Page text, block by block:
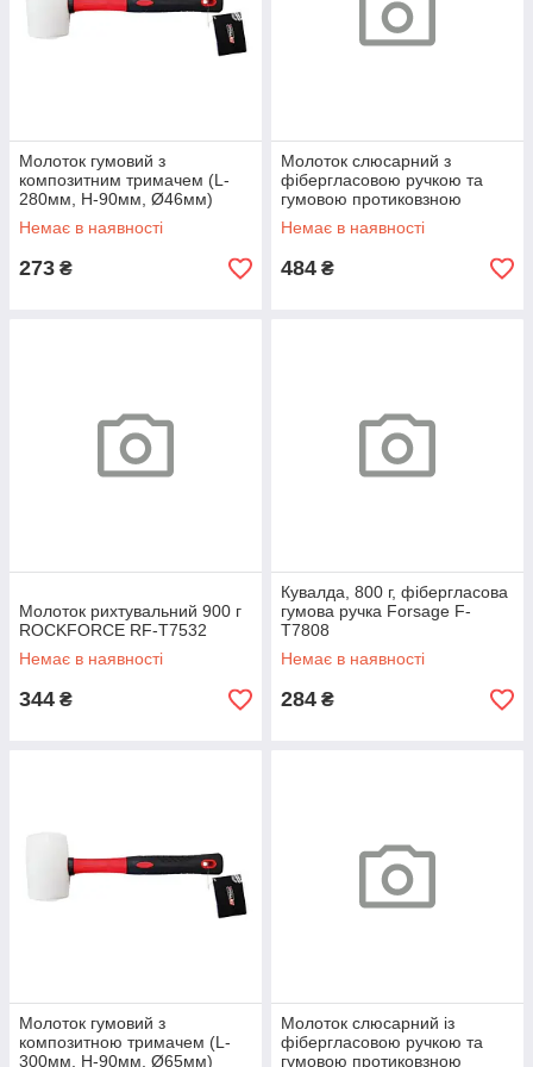
Молоток гумовий з
композитним тримачем (L-
280мм, H-90мм, Ø46мм)
Немає в наявності
273 ₴
Молоток слюсарний з
фібергласовою ручкою та
гумовою протиковзною
накладкою (20000 г)
FORSAGE F-T7620
Немає в наявності
484 ₴
Молоток рихтувальний 900 г
ROCKFORCE RF-T7532
Немає в наявності
344 ₴
Кувалда, 800 г, фібергласова
гумова ручка Forsage F-
T7808
Немає в наявності
284 ₴
Молоток гумовий з
композитною тримачем (L-
300мм, H-90мм, Ø65мм)
Молоток слюсарний із
фібергласовою ручкою та
гумовою протиковзною